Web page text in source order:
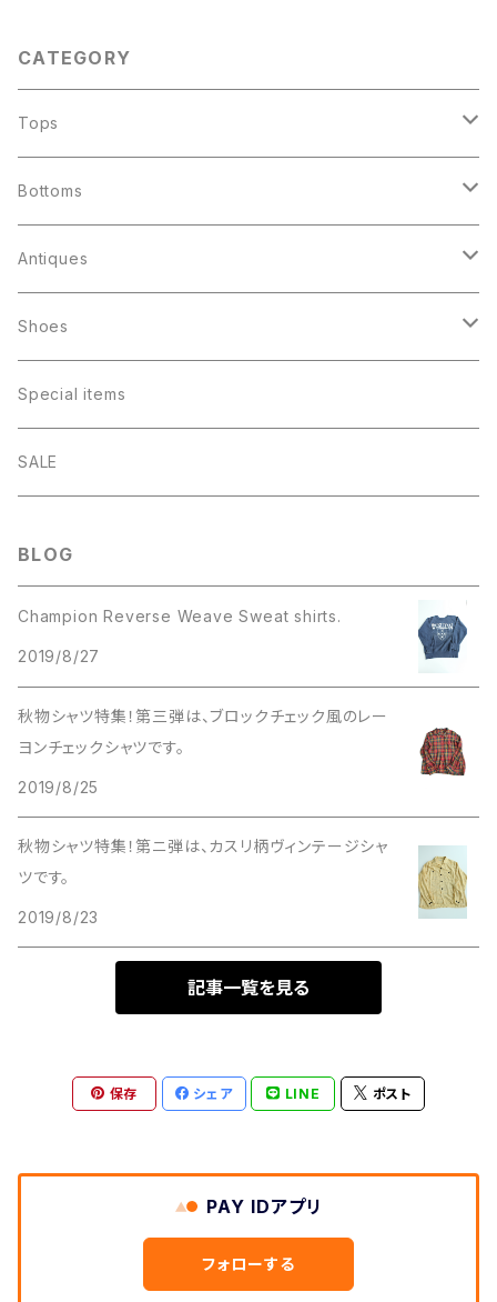
CATEGORY
Tops
Jacket
Souvenir Jacket
Military
Shirts
Rayon （ombré check）
Flannel
T-shirts
Rock
College logo・Athletics
Sweat shirts
Long sleeves
Parka
Champion
Football shirts
Sweat Shirts
Letterman
Other
military
Short Sleeve
Bottoms
Denim
Levis 501
Levis 505
Corduroys
Lee Straight
Levis 646
Others
Other Cotton
Antiques
ファイヤーキング
アドマグ
ゲームバード
デイブレイカー
ストライプ
パイレックス
Others
グラスベイク
フェデラル
ウエストフィールド
ギャラクシー
グラス
Shoes
Boots
Beatle Boots
Sneakers
Baby
VANS
Special items
SALE
BLOG
Champion Reverse Weave Sweat shirts.
2019/8/27
秋物シャツ特集！第三弾は、ブロックチェック風のレー
ヨンチェックシャツです。
2019/8/25
秋物シャツ特集！第ニ弾は、カスリ柄ヴィンテージシャ
ツです。
2019/8/23
記事一覧を見る
保存 シェア LINE ポスト
PAY IDアプリ
フォローする